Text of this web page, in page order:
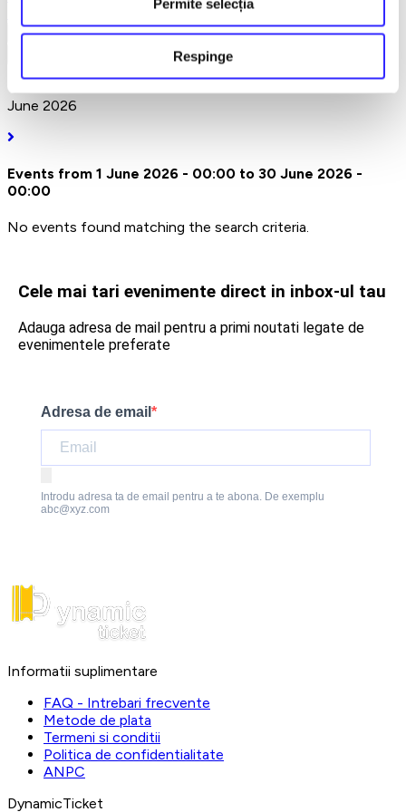
Permite selecția
Respinge
Vezi mai multe
June 2026
Events from 1 June 2026 - 00:00 to 30 June 2026 -
00:00
No events found matching the search criteria.
Cele mai tari evenimente direct in inbox-ul tau
Adauga adresa de mail pentru a primi noutati legate de
evenimentele preferate
Adresa de email
Introdu adresa ta de email pentru a te abona. De exemplu
abc@xyz.com
Informatii suplimentare
FAQ - Intrebari frecvente
Metode de plata
Termeni si conditii
Politica de confidentialitate
ANPC
DynamicTicket